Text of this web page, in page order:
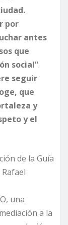
por
antes
que
social”.
seguir
que
y
y el
de la Guía
una
a la